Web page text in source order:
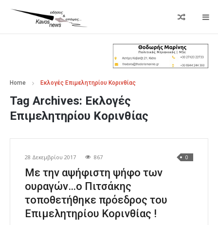
Home Εκλογές Επιμελητηρίου Κορινθίας
Tag Archives: Εκλογές
Επιμελητηρίου Κορινθίας
28 Δεκεμβρίου 2017 867 0
Με την αψήφιστη ψήφο των
ουραγών…ο Πιτσάκης
τοποθετήθηκε πρόεδρος του
Επιμελητηρίου Κορινθίας !